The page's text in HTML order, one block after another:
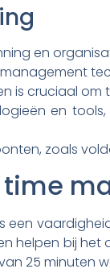
en
is cruciaal
en
zoals
time
een
helpen bij
25 minuten